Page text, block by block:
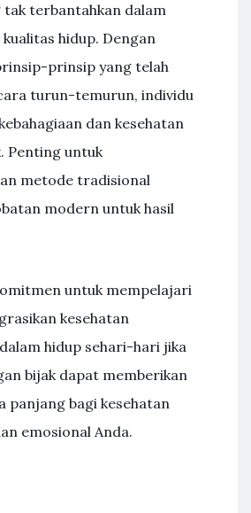
tak terbantahkan dalam
hidup. Dengan
prinsip yang telah
turun-temurun, individu
dan kesehatan
Penting untuk
metode tradisional
modern untuk hasil
untuk mempelajari
kesehatan
hidup sehari-hari jika
bijak dapat memberikan
panjang bagi kesehatan
emosional Anda.